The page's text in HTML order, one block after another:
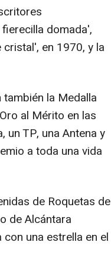
domada',
en 1970, y la
la Medalla
al Mérito en las
un TP, una Antena y
a toda una vida
de Roquetas de
de Alcántara
una estrella en el